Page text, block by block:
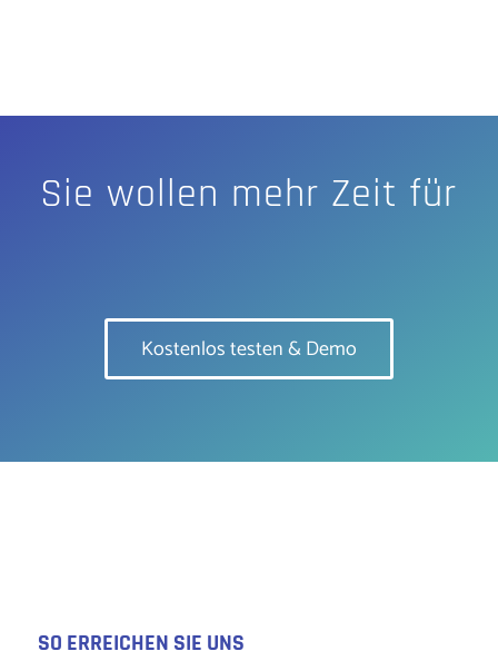
Sie wollen mehr Zeit für
Kostenlos testen & Demo
SO ERREICHEN SIE UNS